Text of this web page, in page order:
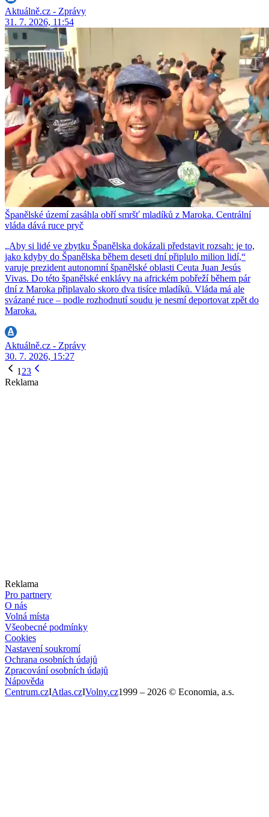
Aktuálně.cz - Zprávy
31. 7. 2026, 11:54
Španělské území zasáhla obří smršť mladíků z Maroka. Centrální
vláda dává ruce pryč
„Aby si lidé ve zbytku Španělska dokázali představit rozsah: je to,
jako kdyby do Španělska během deseti dní připlulo milion lidí,“
varuje prezident autonomní španělské oblasti Ceuta Juan Jesús
Vivas. Do této španělské enklávy na africkém pobřeží během pár
dní z Maroka připlavalo skoro dva tisíce mladíků. Vláda má ale
svázané ruce – podle rozhodnutí soudu je nesmí deportovat zpět do
Maroka.
Aktuálně.cz - Zprávy
30. 7. 2026, 15:27
1 23
Reklama
Reklama
Pro partnery
O nás
Volná místa
Všeobecné podmínky
Cookies
Nastavení soukromí
Ochrana osobních údajů
Zpracování osobních údajů
Nápověda
Centrum.czIAtlas.czIVolny.cz1999 – 2026 © Economia, a.s.